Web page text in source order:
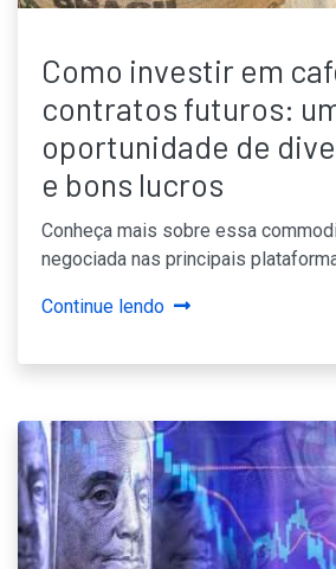
Como investir em
contratos futuros:
oportunidade de
e bons lucros
Conheça mais sobre essa
negociada nas principais
Continue lendo